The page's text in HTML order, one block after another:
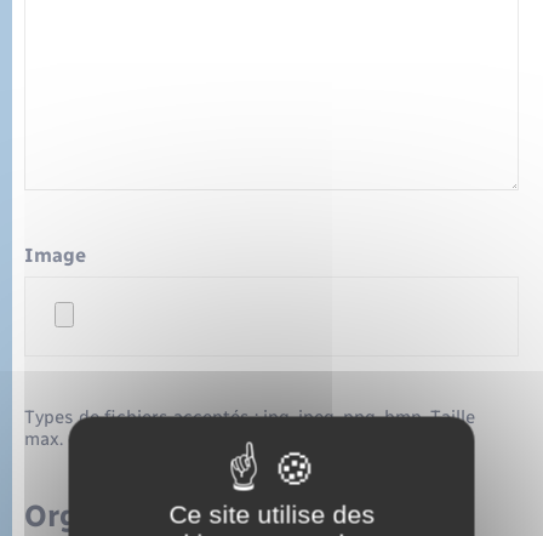
Image
Types de fichiers acceptés : jpg, jpeg, png, bmp, Taille
max. des fichiers : 2 MB.
OrganisateurCe site utilise des